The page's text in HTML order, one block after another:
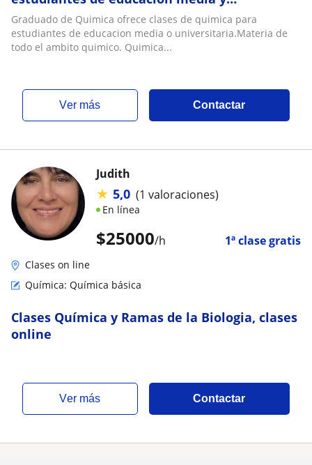
universitaria
Graduado de Quimica ofrece clases de quimica para
estudiantes de educacion media o universitaria.Materia de
todo el ambito quimico. Quimica...
ver más Contactar
$25000/h 1ª clase gratis
Judith
★ 5,0 (1 valoraciones)
En línea
Clases on line
Química: Química básica
Clases Química y Ramas de la Biologia, clases
online
ver más Contactar